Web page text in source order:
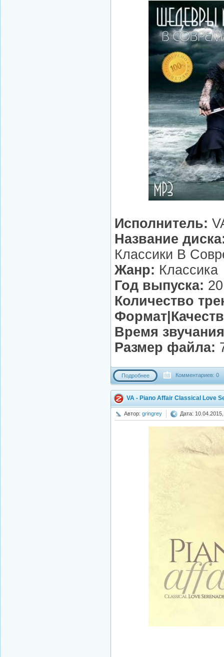
Исполнитель:
Название
Классики В
Жанр: Классика
Год выпуска:
Количество
Время
Размер файла:
Подробнее Комментариев: 0
VA - Piano Affair Classical Love
Автор: gringrey Дата: